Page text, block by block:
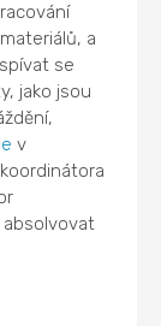
a
se
jako jsou
v